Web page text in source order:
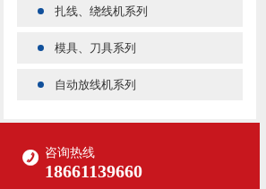
扎线、绕线机系列
模具、刀具系列
自动放线机系列
咨询热线
18661139660